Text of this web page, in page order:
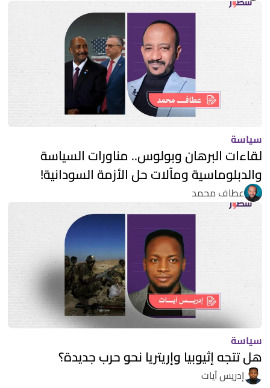
سياسة
لقاءات البرهان وبولوس.. مناورات السياسة
والدبلوماسية ومآلات حل الأزمة السودانية!
عطاف محمد
سياسة
هل تتجه إثيوبيا وإريتريا نحو حرب جديدة؟
إدريس آيات